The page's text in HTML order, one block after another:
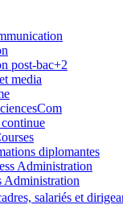
post-bac+2
media
diplomantes
Administration
Administration
salariés et